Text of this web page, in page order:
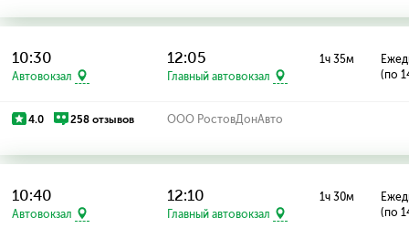
10:30
Автовокзал
12:05
Главный автовокзал
1ч 35м
(по
4.0 258 отзывов ООО РостовДонАвто
10:40
Автовокзал
12:10
Главный автовокзал
1ч 30м
(по